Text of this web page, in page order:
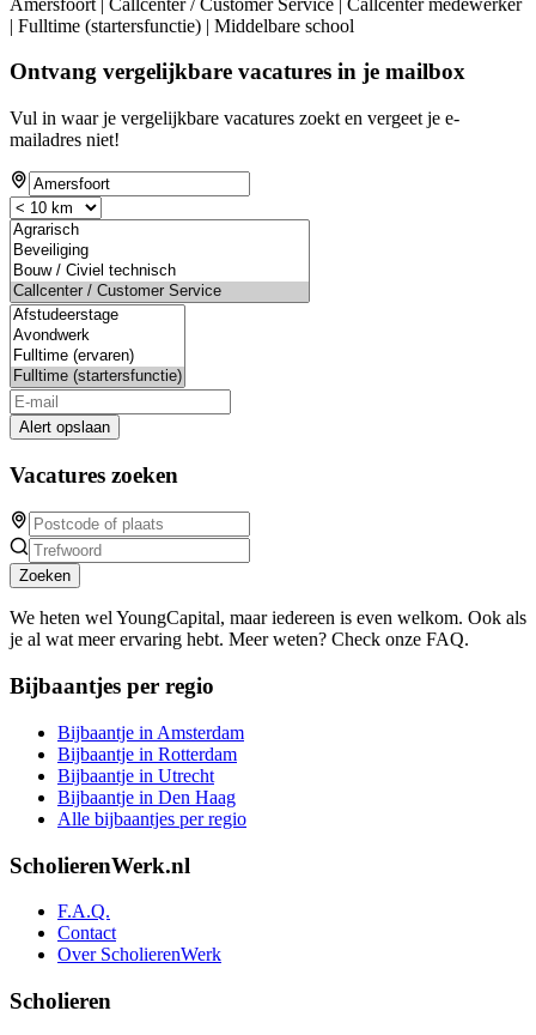
| Fulltime (startersfunctie) | Middelbare school
Ontvang vergelijkbare vacatures in je mailbox
Vul in waar je vergelijkbare vacatures zoekt en vergeet je e-
mailadres niet!
Alert opslaan
Vacatures zoeken
Zoeken
We heten wel YoungCapital, maar iedereen is even welkom. Ook als
je al wat meer ervaring hebt. Meer weten? Check onze FAQ.
Bijbaantjes per regio
Bijbaantje in Amsterdam
Bijbaantje in Rotterdam
Bijbaantje in Utrecht
Bijbaantje in Den Haag
Alle bijbaantjes per regio
ScholierenWerk.nl
F.A.Q.
Contact
Over ScholierenWerk
Scholieren